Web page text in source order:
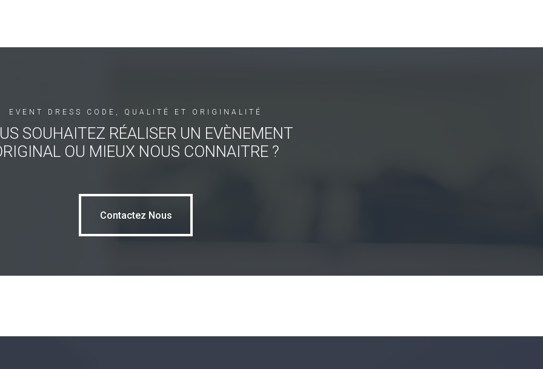
EVENT DRESS CODE, QUALITÉ ET ORIGINALITÉ
SOUHAITEZ RÉALISER UN EVÈNEMENT
OU MIEUX NOUS CONNAITRE ?
Contactez Nous